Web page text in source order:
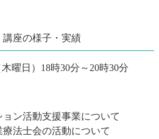
講座の様子・実績
曜日）18時30分～20時30分
ン活動支援事業について
法士会の活動について